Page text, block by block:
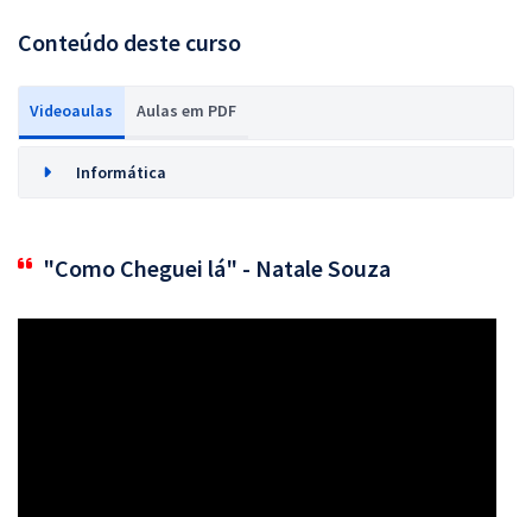
Conteúdo deste curso
Videoaulas Aulas em PDF
Informática
"Como Cheguei lá" - Natale Souza